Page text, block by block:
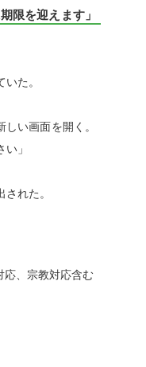
限を迎えます」
た。
しい画面を開く。
」
れた。
応、宗教対応含む